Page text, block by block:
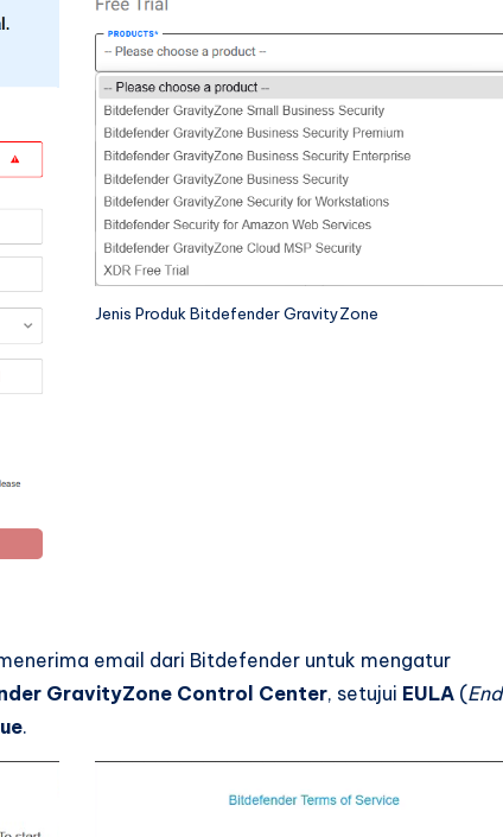
Jenis Produk Bitdefender GravityZone
email dari Bitdefender untuk mengatur
GravityZone Control Center, setujui EULA (End
.